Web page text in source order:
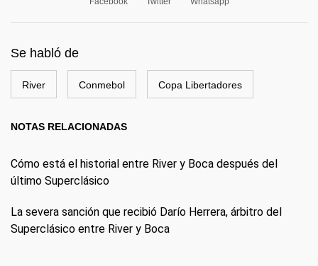
Se habló de
River Conmebol Copa Libertadores
NOTAS RELACIONADAS
Cómo está el historial entre River y Boca después del
último Superclásico
La severa sanción que recibió Darío Herrera, árbitro del
Superclásico entre River y Boca